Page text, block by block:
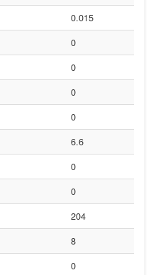
0.015
0
0
0
0
6.6
0
0
204
8
0